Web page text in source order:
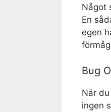
Något
En
egen
Bug
När
ingen